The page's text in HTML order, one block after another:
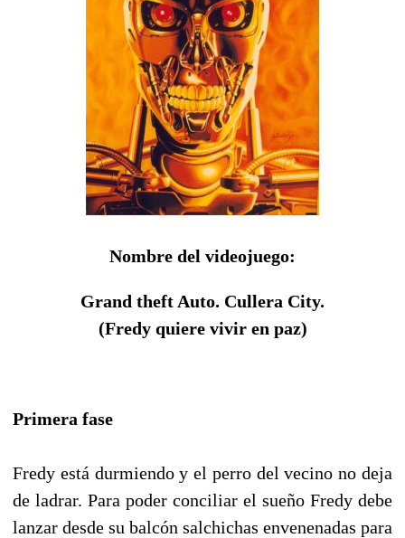
Nombre del videojuego:
Grand theft Auto. Cullera City.
(Fredy quiere vivir en paz)
Primera fase
Fredy está durmiendo y el perro del vecino no deja
de ladrar. Para poder conciliar el sueño Fredy debe
lanzar desde su balcón salchichas envenenadas para